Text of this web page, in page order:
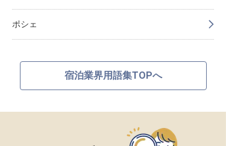
ポシェ
宿泊業界用語集TOPへ